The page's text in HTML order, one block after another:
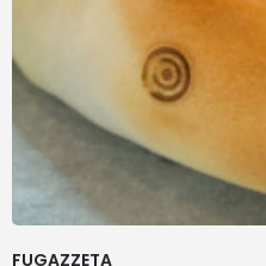
FUGAZZETA